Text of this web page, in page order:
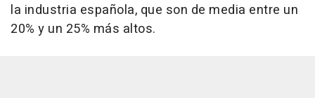
la industria española, que son de media entre un
20% y un 25% más altos.